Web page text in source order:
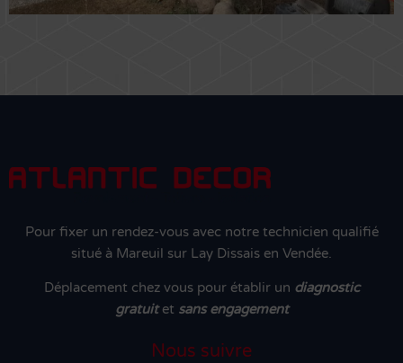
Pour fixer un rendez-vous avec notre technicien qualifié
situé à Mareuil sur Lay Dissais en Vendée.
Déplacement chez vous pour établir un diagnostic
gratuitet sans engagement
Nous suivre